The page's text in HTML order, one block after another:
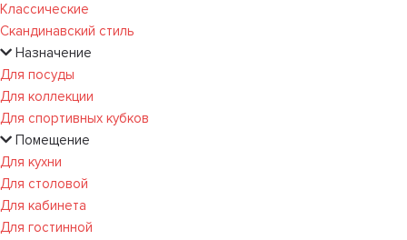
Классические
Скандинавский стиль
Назначение
Для посуды
Для коллекции
Для спортивных кубков
Помещение
Для кухни
Для столовой
Для кабинета
Для гостинной